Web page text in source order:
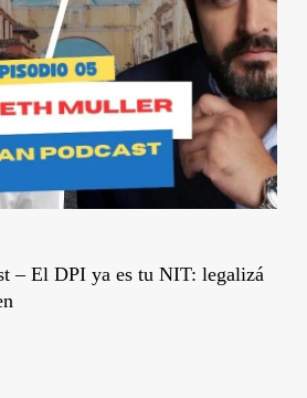
– El DPI ya es tu NIT: legalizá